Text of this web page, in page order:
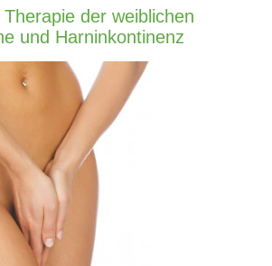
der weiblichen
und Harninkontinenz